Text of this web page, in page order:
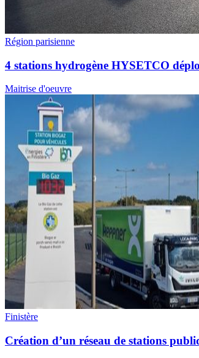
Région parisienne
4 stations hydrogène HYSETCO
Maitrise d'oeuvre
Finistère
Création d’un réseau de stations